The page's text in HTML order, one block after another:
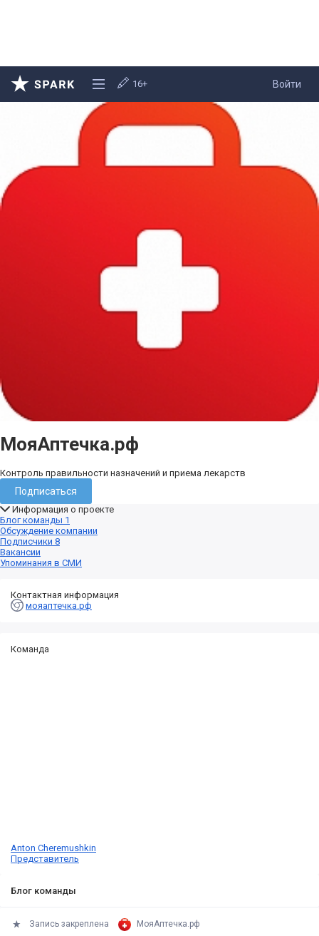
Войти
16+
МояАптечка.рф
Контроль правильности назначений и приема лекарств
Подписаться
Информация о проекте
Блог команды 1
Обсуждение компании
Подписчики 8
Вакансии
Упоминания в СМИ
Контактная информация
мояаптечка.рф
Команда
Anton Cheremushkin
Представитель
Блог команды
Запись закреплена МояАптечка.рф